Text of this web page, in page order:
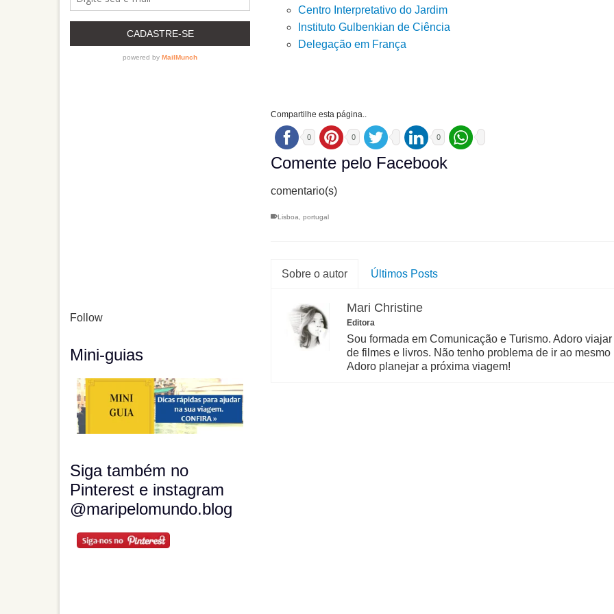
Centro Interpretativo do Jardim
Instituto Gulbenkian de Ciência
Delegação em França
Compartilhe esta página..
0 0 0
Comente pelo Facebook
comentario(s)
Lisboa, portugal
Sobre o autor Últimos Posts
Mari Christine
Editora
Sou formada em Comunicação e Turismo. Adoro
de filmes e livros. Não tenho problema de ir ao
Adoro planejar a próxima viagem!
Follow
Mini-guias
Siga também no
Pinterest e instagram
@maripelomundo.blog